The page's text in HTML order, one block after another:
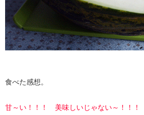
食べた感想。
甘～い！！！ 美味しいじゃない～！！！